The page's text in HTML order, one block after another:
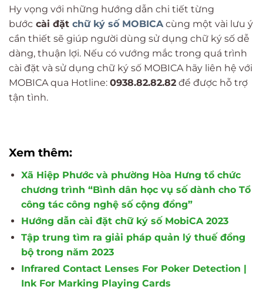
Hy vọng với những hướng dẫn chi tiết từng
bước cài đặt chữ ký số MOBICAcùng một vài lưu ý
cần thiết sẽ giúp người dùng sử dụng chữ ký số dễ
dàng, thuận lợi. Nếu có vướng mắc trong quá trình
cài đặt và sử dụng chữ ký số MOBICA hãy liên hệ với
MOBICA qua Hotline: 0938.82.82.82 để được hỗ trợ
tận tình.
Xem thêm:
Xã Hiệp Phước và phường Hòa Hưng tổ chức
chương trình “Bình dân học vụ số dành cho Tổ
công tác công nghệ số cộng đồng”
Hướng dẫn cài đặt chữ ký số MobiCA 2023
Tập trung tìm ra giải pháp quản lý thuế đồng
bộ trong năm 2023
Infrared Contact Lenses For Poker Detection |
Ink For Marking Playing Cards